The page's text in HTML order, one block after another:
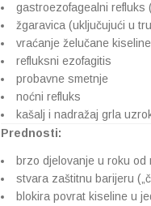
gastroezofagealni refluks
žgaravica (uključujući u
vraćanje želučane kiseline
refluksni ezofagitis
probavne smetnje
noćni refluks
kašalj i nadražaj grla
Prednosti:
brzo djelovanje u roku od
stvara zaštitnu barijeru
blokira povrat kiseline u